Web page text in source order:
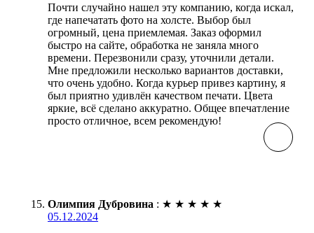
Почти случайно нашел эту компанию, когда искал,
где напечатать фото на холсте. Выбор был
огромный, цена приемлемая. Заказ оформил
быстро на сайте, обработка не заняла много
времени. Перезвонили сразу, уточнили детали.
Мне предложили несколько вариантов доставки,
что очень удобно. Когда курьер привез картину, я
был приятно удивлён качеством печати. Цвета
яркие, всё сделано аккуратно. Общее впечатление
просто отличное, всем рекомендую!
Олимпия Дубровина : ★ ★ ★ ★ ★
05.12.2024